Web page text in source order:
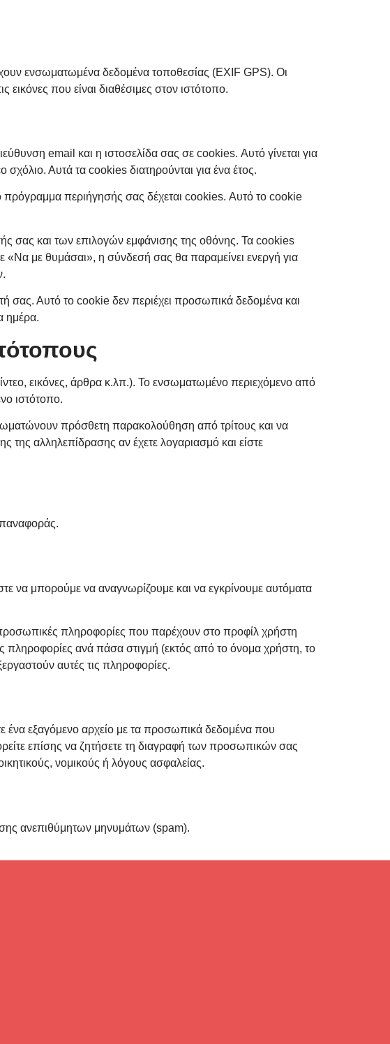
ενσωματωμένα δεδομένα τοποθεσίας (EXIF GPS). Οι
που είναι διαθέσιμες στον ιστότοπο.
email και η ιστοσελίδα σας σε cookies. Αυτό γίνεται για
Αυτά τα cookies διατηρούνται για ένα έτος.
πρόγραμμα περιήγησής σας δέχεται cookies. Αυτό το cookie
σας και των επιλογών εμφάνισης της οθόνης. Τα cookies
«Να με θυμάσαι», η σύνδεσή σας θα παραμείνει ενεργή για
σας. Αυτό το cookie δεν περιέχει προσωπικά δεδομένα και
ημέρα.
εικόνες, άρθρα κ.λπ.). Το ενσωματωμένο περιεχόμενο από
ιστότοπο.
πρόσθετη παρακολούθηση από τρίτους και να
αλληλεπίδρασης αν έχετε λογαριασμό και είστε
να μπορούμε να αναγνωρίζουμε και να εγκρίνουμε αυτόματα
πληροφορίες που παρέχουν στο προφίλ χρήστη
ανά πάσα στιγμή (εκτός από το όνομα χρήστη, το
αυτές τις πληροφορίες.
ένα εξαγόμενο αρχείο με τα προσωπικά δεδομένα που
επίσης να ζητήσετε τη διαγραφή των προσωπικών σας
νομικούς ή λόγους ασφαλείας.
ανεπιθύμητων μηνυμάτων (spam).